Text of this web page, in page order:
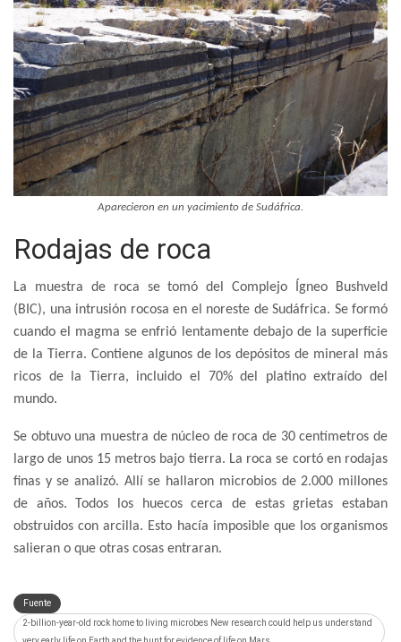
Aparecieron en un yacimiento de Sudáfrica.
Rodajas de roca
La muestra de roca se tomó del Complejo Ígneo Bushveld
(BIC), una intrusión rocosa en el noreste de Sudáfrica. Se formó
cuando el magma se enfrió lentamente debajo de la superficie
de la Tierra. Contiene algunos de los depósitos de mineral más
ricos de la Tierra, incluido el 70% del platino extraído del
mundo.
Se obtuvo una muestra de núcleo de roca de 30 centímetros de
largo de unos 15 metros bajo tierra. La roca se cortó en rodajas
finas y se analizó. Allí se hallaron microbios de 2.000 millones
de años. Todos los huecos cerca de estas grietas estaban
obstruidos con arcilla. Esto hacía imposible que los organismos
salieran o que otras cosas entraran.
Fuente
2-billion-year-old rock home to living microbes New research could help us understand